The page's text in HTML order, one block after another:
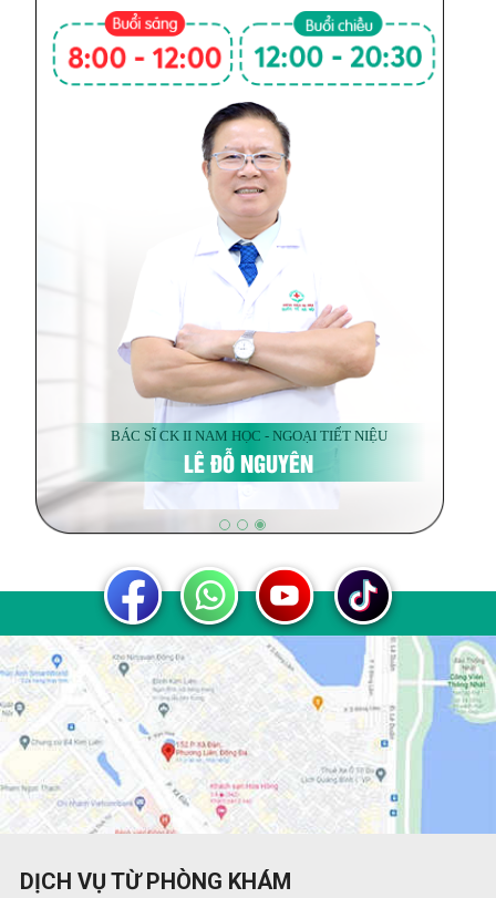
BÁC SĨ CK II NAM HỌC - NGOẠI TIẾT NIỆU
LÊ ĐỖ NGUYÊN
DỊCH VỤ TỪ PHÒNG KHÁM